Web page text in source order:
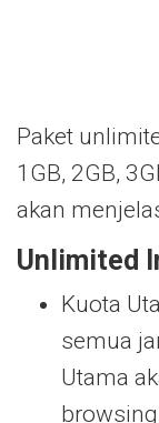
Paket
1GB, 2GB,
akan
Unlimited
Kuota
semua
Utama